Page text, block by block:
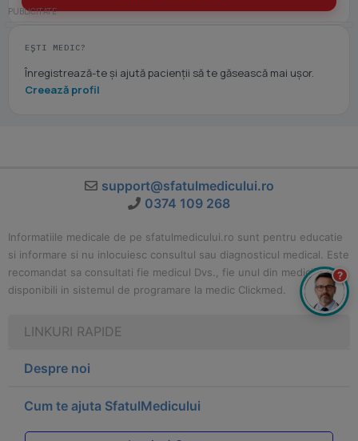
EȘTI MEDIC?
Înregistrează-te și ajută pacienții să te găsească mai ușor.
Creează profil
support@sfatulmedicului.ro
0374 109 268
Informatiile medicale de pe sfatulmedicului.ro sunt pentru educatie
si informare si nu inlocuiesc consultul sau diagnosticul medical. Este
recomandat sa consultati fie medicul Dvs., fie unul din medicii
disponibili in sistemul de programare la medic Clickmed.
LINKURI RAPIDE
Despre noi
Cum te ajuta SfatulMedicului
?